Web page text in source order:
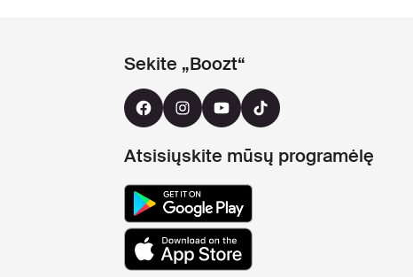
Sekite „Boozt“
Atsisiųskite mūsų programėlę